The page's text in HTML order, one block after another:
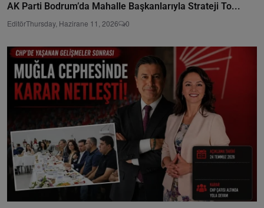
AK Parti Bodrum’da Mahalle Başkanlarıyla Strateji To...
EditörThursday, Hazirane 11, 2026 0